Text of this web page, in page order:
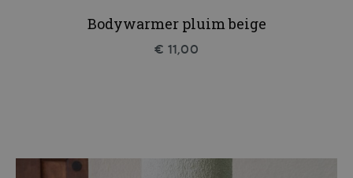
Bodywarmer pluim beige
€ 11,00